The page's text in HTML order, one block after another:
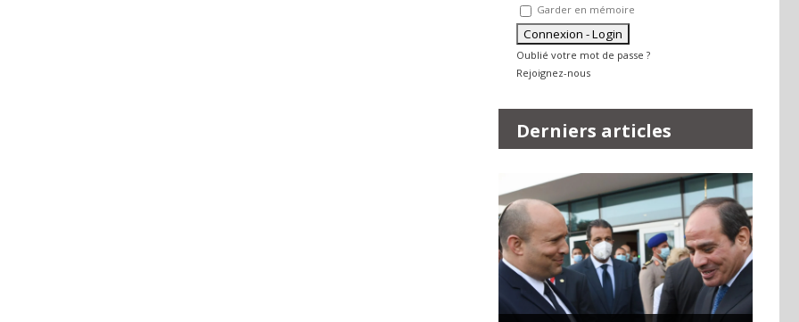
Garder en mémoire
Oublié votre mot de passe ?
Rejoignez-nous
Derniers articles